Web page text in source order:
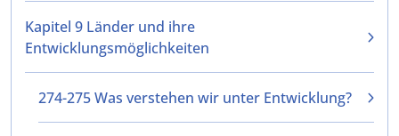
Kapitel 9 Länder und ihre
Entwicklungsmöglichkeiten
274-275 Was verstehen wir unter Entwicklung?